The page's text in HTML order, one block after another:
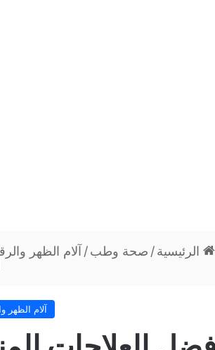
الرئيسية / صحة وطب / آلام الظهر
آلام الظهر